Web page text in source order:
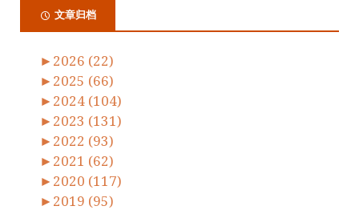
文章归档
► 2026 (22)
► 2025 (66)
► 2024 (104)
► 2023 (131)
► 2022 (93)
► 2021 (62)
► 2020 (117)
► 2019 (95)